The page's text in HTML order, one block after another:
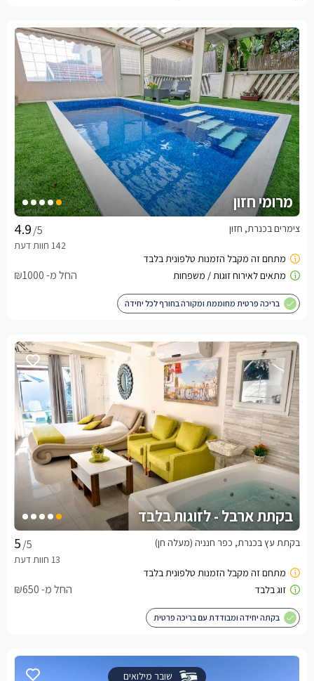
מרומי חזון
/5 צימרים בכנרת, חזון
החל מ- ₪1000
בריכה פרטית מחוממת ומקורה בחורף לכל יחידה
בקתת ארבל - לזוגות בלבד
/5 בקתת עץ בכנרת, כפר חנניה (מעלה חן)
החל מ- ₪650
בקתה יחידה ומבודדת עם בריכה פרטית
שובר מילואים